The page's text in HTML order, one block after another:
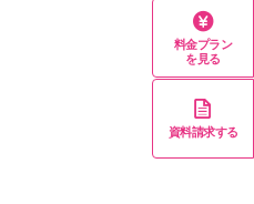
料金プラン
を見る
資料請求する